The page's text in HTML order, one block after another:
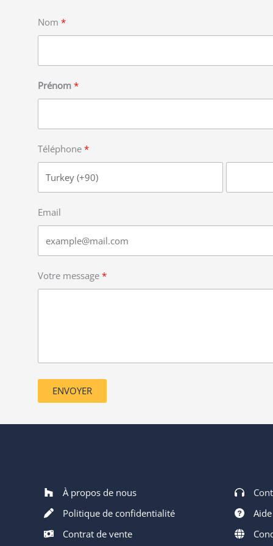
Nom
Prénom
Téléphone
Email
Votre message
ENVOYER
À propos de nous
Politique de confidentialité
Contrat de vente
Aide